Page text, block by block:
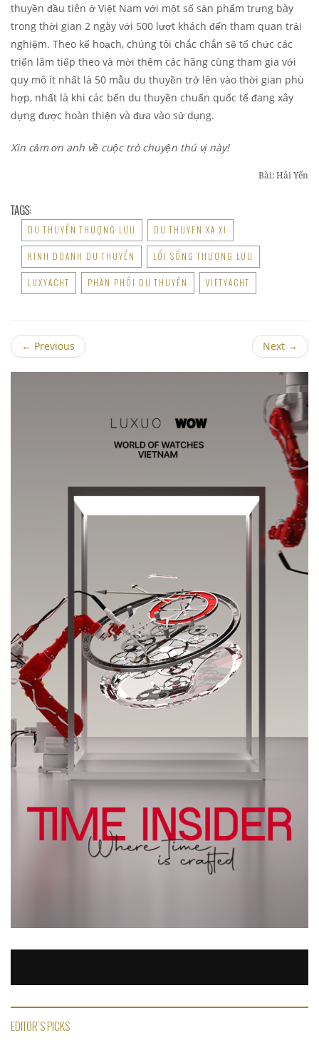
thuyền đầu tiên ở Việt Nam với một số sản phẩm trưng bày
trong thời gian 2 ngày với 500 lượt khách đến tham quan trải
nghiệm. Theo kế hoạch, chúng tôi chắc chắn sẽ tổ chức các
triển lãm tiếp theo và mời thêm các hãng cùng tham gia với
quy mô ít nhất là 50 mẫu du thuyền trở lên vào thời gian phù
hợp, nhất là khi các bến du thuyền chuẩn quốc tế đang xây
dựng được hoàn thiện và đưa vào sử dụng.
Xin cảm ơn anh về cuộc trò chuyện thú vị này!
Bài: Hải Yến
TAGS:
DU THUYỀN THƯỢNG LƯU DU THUYEN XA XI
KINH DOANH DU THUYỀN LỐI SỐNG THƯỢNG LƯU
LUXYACHT PHÂN PHỐI DU THUYỀN VIETYACHT
← Previous Next →
EDITOR'S PICKS